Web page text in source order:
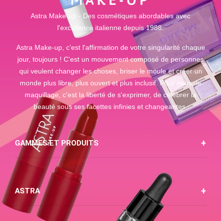
Astra Make-up - Des cosmétiques abordables avec
l'excellence italienne depuis 1988.
Astra Make-up, c'est l'affirmation de votre singularité chaque
jour, toujours ! C'est un mouvement composé de personnes
qui veulent changer les choses, briser le moule et créer un
monde plus libre, plus ouvert et plus inclusif. Pour nous, le
maquillage, c'est la liberté de s'exprimer, de célébrer la
beauté sous ses facettes infinies et changeantes.
GAMMES ET PRODUITS
ASTRA